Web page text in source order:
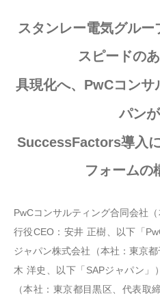
スタンレー電気グル
スピードの
具現化へ、PwCコンサ
パン
SuccessFactors導入
フォームの
PwCコンサルティング合同会社
行役CEO：安井 正樹、以下「
ジャパン株式会社（本社：東京
木 洋史、以下「SAPジャパン」
（本社：東京都目黒区、代表取